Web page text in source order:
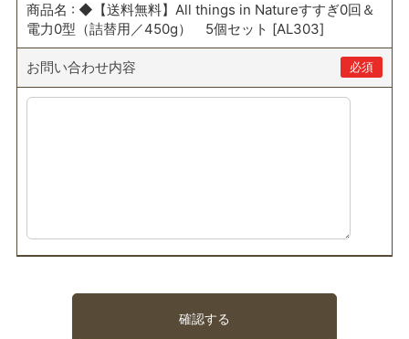
商品名 : ◆【送料無料】All things in Natureすすぎ0回＆
電力0型（詰替用／450g） 5個セット [AL303]
お問い合わせ内容 必須
確認する